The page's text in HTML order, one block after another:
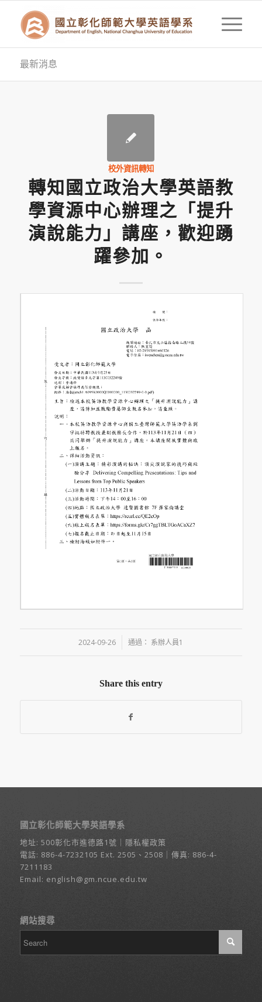
最新消息
校外資訊轉知
轉知國立政治大學英語教
學資源中心辦理之「提升
演說能力」講座，歡迎踴
躍參加。
2024-09-26
/ 通過： 系辦人員1
Share this entry
國立彰化師範大學英語學系
地址: 500彰化市進德路1號 ｜ 隱私權政策
電話: 886-4-7232105 Ext. 2505、2508｜傳真: 886-4-
7211183
Email: english@gm.ncue.edu.tw
網站搜尋